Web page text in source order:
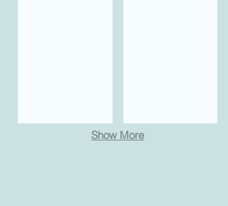
Show More